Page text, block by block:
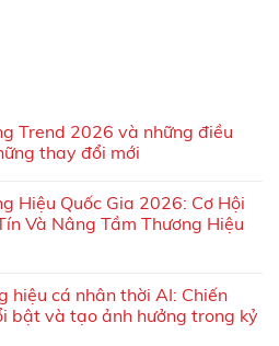
Trend 2026 và những điều
thay đổi mới
Hiệu Quốc Gia 2026: Cơ Hội
Và Nâng Tầm Thương Hiệu
hiệu cá nhân thời AI: Chiến
bật và tạo ảnh hưởng trong kỷ